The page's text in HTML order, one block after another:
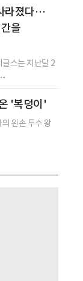
라졌다…
을
스는 지난달 2
'복덩이'
왼손 투수 왕